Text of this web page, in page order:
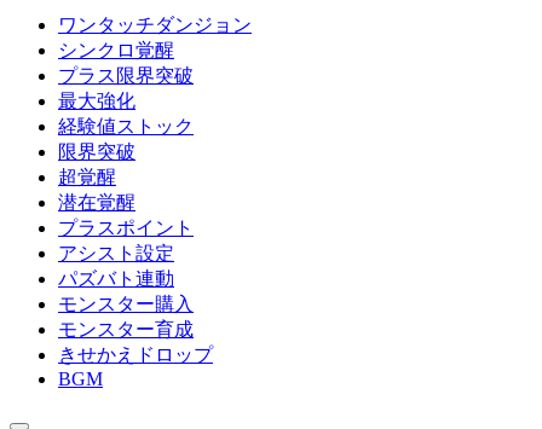
ワンタッチダンジョン
シンクロ覚醒
プラス限界突破
最大強化
経験値ストック
限界突破
超覚醒
潜在覚醒
プラスポイント
アシスト設定
パズバト連動
モンスター購入
モンスター育成
きせかえドロップ
BGM